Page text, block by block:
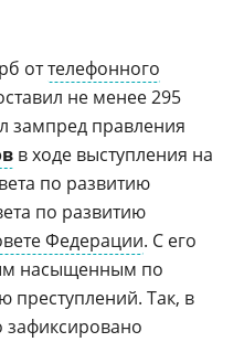
оттелефонного
не менее 295
зампред правления
в ходе выступления на
по развитию
по развитию
Федерации. С его
насыщенным по
преступлений. Так, в